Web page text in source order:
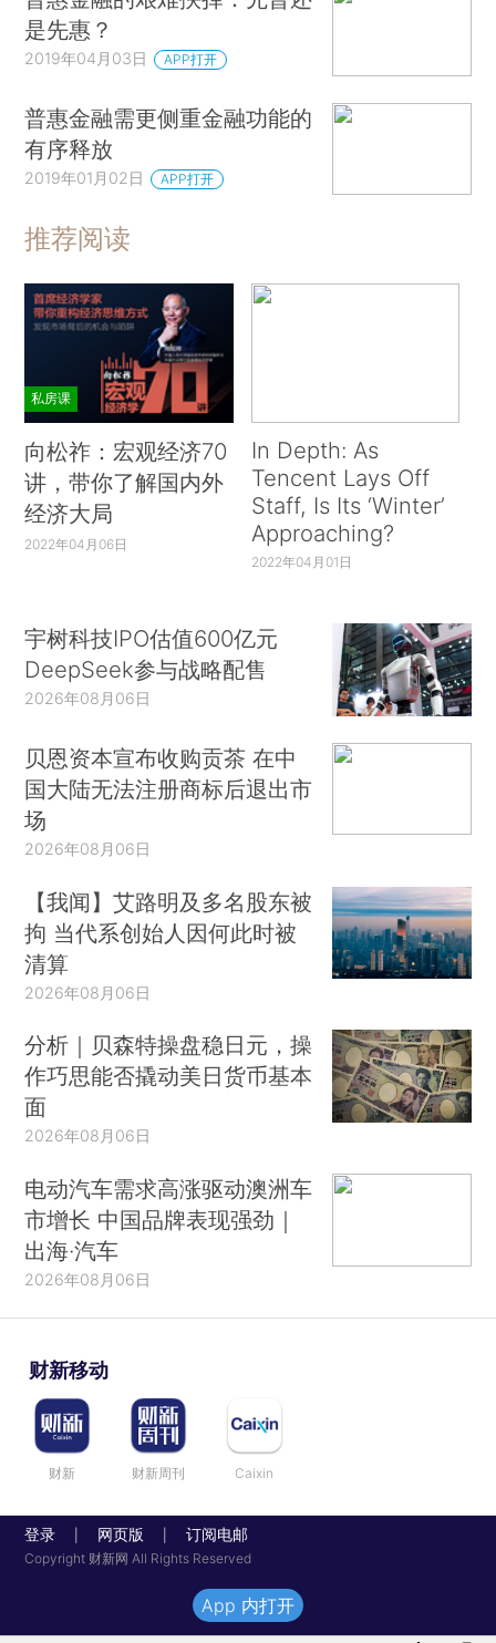
是先惠？
2019年04月03日 APP打开
普惠金融需更侧重金融功能的
有序释放
2019年01月02日 APP打开
推荐阅读
私房课
向松祚：宏观经济70
讲，带你了解国内外
经济大局
2022年04月06日
In Depth: As
Tencent Lays Off
Staff, Is Its ‘Winter’
Approaching?
2022年04月01日
宇树科技IPO估值600亿元
DeepSeek参与战略配售
2026年08月06日
贝恩资本宣布收购贡茶 在中
国大陆无法注册商标后退出市
场
2026年08月06日
【我闻】艾路明及多名股东被
拘 当代系创始人因何此时被
清算
2026年08月06日
分析｜贝森特操盘稳日元，操
作巧思能否撬动美日货币基本
面
2026年08月06日
电动汽车需求高涨驱动澳洲车
市增长 中国品牌表现强劲｜
出海·汽车
2026年08月06日
财新移动
财新 财新周刊 Caixin
登录 网页版 订阅电邮
Copyright 财新网 All Rights Reserved
App 内打开